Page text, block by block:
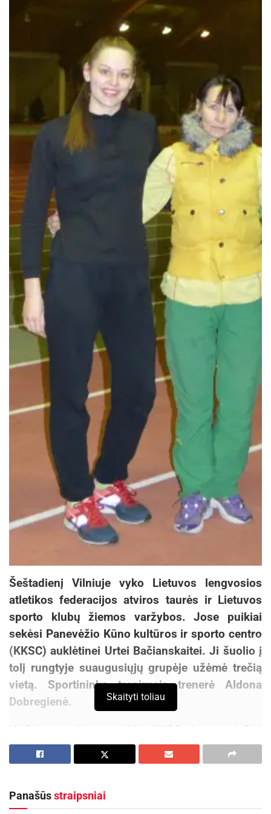
Šeštadienį Vilniuje vyko Lietuvos lengvosios
atletikos federacijos atviros taurės ir Lietuvos
sporto klubų žiemos varžybos. Jose puikiai
sekėsi Panevėžio Kūno kultūros ir sporto centro
(KKSC) auklėtinei Urtei Bačianskaitei. Ji šuolio į
tolį rungtyje suaugusiųjų grupėje užėmė trečią
vietą. Sportininkę treniruoja trenerė Aldona
Dobregienė.
Varžybose dalyvavę kiti KKSC lengvaatlečiai
sprinteris Džiugas Juška 60 m bėgime iškovojo
devintą, Evelina Savickaitė – dešimtą vietas. 400
vietą. D. Jušką treniruoja P. Fedorenka, E.
Skaityti toliau
Panašūsstraipsniai